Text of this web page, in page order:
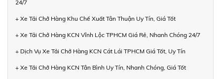
24/7
+ Xe Tải Chở Hàng Khu Chế Xuất Tân Thuận Uy Tín, Giá Tốt
+ Xe Tải Chở Hàng KCN Vĩnh Lộc TPHCM Giá Rẻ, Nhanh Chóng 24/7
+ Dịch Vụ Xe Tải Chở Hàng KCN Cát Lái TPHCM Giá Tốt, Uy Tín
+ Xe Tải Chở Hàng KCN Tân Bình Uy Tín, Nhanh Chóng, Giá Tốt